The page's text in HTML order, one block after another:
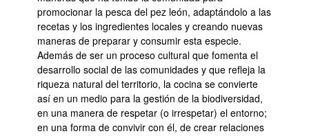
promocionar la pesca del pez león, adaptándolo a las
recetas y los ingredientes locales y creando nuevas
maneras de preparar y consumir esta especie.
Además de ser un proceso cultural que fomenta el
desarrollo social de las comunidades y que refleja la
riqueza natural del territorio, la cocina se convierte
así en un medio para la gestión de la biodiversidad,
en una manera de respetar (o irrespetar) el entorno;
en una forma de convivir con él, de crear relaciones